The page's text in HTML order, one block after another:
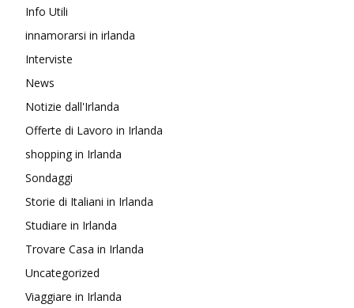
Info Utili
innamorarsi in irlanda
Interviste
News
Notizie dall'Irlanda
Offerte di Lavoro in Irlanda
shopping in Irlanda
Sondaggi
Storie di Italiani in Irlanda
Studiare in Irlanda
Trovare Casa in Irlanda
Uncategorized
Viaggiare in Irlanda